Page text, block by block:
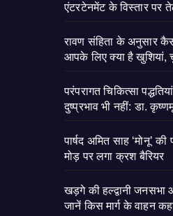
एंटरटेनमेंट के विस्तार पर
रावण संहिता के अनुसार
आपके लिए क्या है खुशियां,
परंपरागत चिकित्सा
दुष्प्रभाव भी नहीं: डा.
पार्षद अमित साह ‘मोनू’
मोड़ पर लगा क्रश बैरियर
खड़गे की हल्द्वानी जनसभा
जानें किस मार्ग के वाहन